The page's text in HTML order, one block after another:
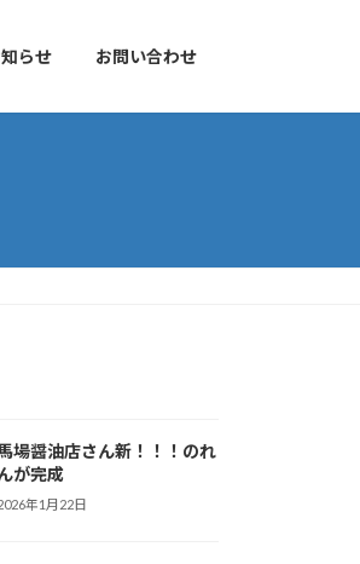
らせ お問い合わせ
場醤油店さん新！！！のれ
が完成
年1月22日